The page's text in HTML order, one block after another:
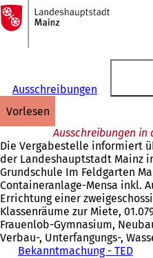
Inhalt anspringen
Zur
Startseite
Ausschreibungen
vorlesen
Ausschreibungen in
Die Vergabestelle informiert
der Landeshauptstadt Mainz
Grundschule Im Feldgarten
Containeranlage-Mensa inkl.
Errichtung einer
Klassenräume zur Miete,
Frauenlob-Gymnasium,
Verbau-, Unterfangungs-,
Bekanntmachung - TED(